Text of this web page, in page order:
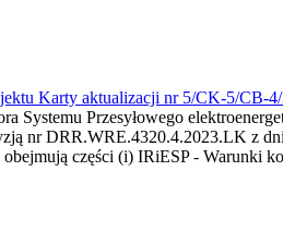
Karty aktualizacji nr 5/CK-5/CB-
Systemu Przesyłowego
nr DRR.WRE.4320.4.2023.LK z
części (i) IRiESP - Warunki